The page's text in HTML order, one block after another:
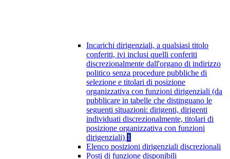
Incarichi dirigenziali, a qualsiasi titolo
conferiti, ivi inclusi quelli conferiti
discrezionalmente dall'organo di indirizzo
politico senza procedure pubbliche di
selezione e titolari di posizione
organizzativa con funzioni dirigenziali (da
pubblicare in tabelle che distinguano le
seguenti situazioni: dirigenti, dirigenti
individuati discrezionalmente, titolari di
posizione organizzativa con funzioni
dirigenziali) 1
Elenco posizioni dirigenziali discrezionali
Posti di funzione disponibili